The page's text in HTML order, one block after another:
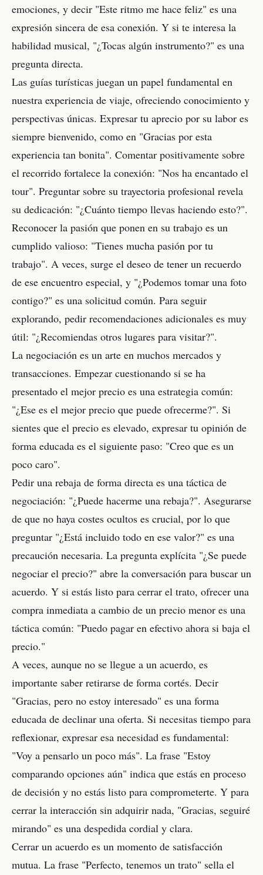
emociones, y decir "Este ritmo me hace feliz" es una
expresión sincera de esa conexión. Y si te interesa la
habilidad musical, "¿Tocas algún instrumento?" es una
pregunta directa.
Las guías turísticas juegan un papel fundamental en
nuestra experiencia de viaje, ofreciendo conocimiento y
perspectivas únicas. Expresar tu aprecio por su labor es
siempre bienvenido, como en "Gracias por esta
experiencia tan bonita". Comentar positivamente sobre
el recorrido fortalece la conexión: "Nos ha encantado el
tour". Preguntar sobre su trayectoria profesional revela
su dedicación: "¿Cuánto tiempo llevas haciendo esto?".
Reconocer la pasión que ponen en su trabajo es un
cumplido valioso: "Tienes mucha pasión por tu
trabajo". A veces, surge el deseo de tener un recuerdo
de ese encuentro especial, y "¿Podemos tomar una foto
contigo?" es una solicitud común. Para seguir
explorando, pedir recomendaciones adicionales es muy
útil: "¿Recomiendas otros lugares para visitar?".
La negociación es un arte en muchos mercados y
transacciones. Empezar cuestionando si se ha
presentado el mejor precio es una estrategia común:
"¿Ese es el mejor precio que puede ofrecerme?". Si
sientes que el precio es elevado, expresar tu opinión de
forma educada es el siguiente paso: "Creo que es un
poco caro".
Pedir una rebaja de forma directa es una táctica de
negociación: "¿Puede hacerme una rebaja?". Asegurarse
de que no haya costes ocultos es crucial, por lo que
preguntar "¿Está incluido todo en ese valor?" es una
precaución necesaria. La pregunta explícita "¿Se puede
negociar el precio?" abre la conversación para buscar un
acuerdo. Y si estás listo para cerrar el trato, ofrecer una
compra inmediata a cambio de un precio menor es una
táctica común: "Puedo pagar en efectivo ahora si baja el
precio."
A veces, aunque no se llegue a un acuerdo, es
importante saber retirarse de forma cortés. Decir
"Gracias, pero no estoy interesado" es una forma
educada de declinar una oferta. Si necesitas tiempo para
reflexionar, expresar esa necesidad es fundamental:
"Voy a pensarlo un poco más". La frase "Estoy
comparando opciones aún" indica que estás en proceso
de decisión y no estás listo para comprometerte. Y para
cerrar la interacción sin adquirir nada, "Gracias, seguiré
mirando" es una despedida cordial y clara.
Cerrar un acuerdo es un momento de satisfacción
mutua. La frase "Perfecto, tenemos un trato" sella el